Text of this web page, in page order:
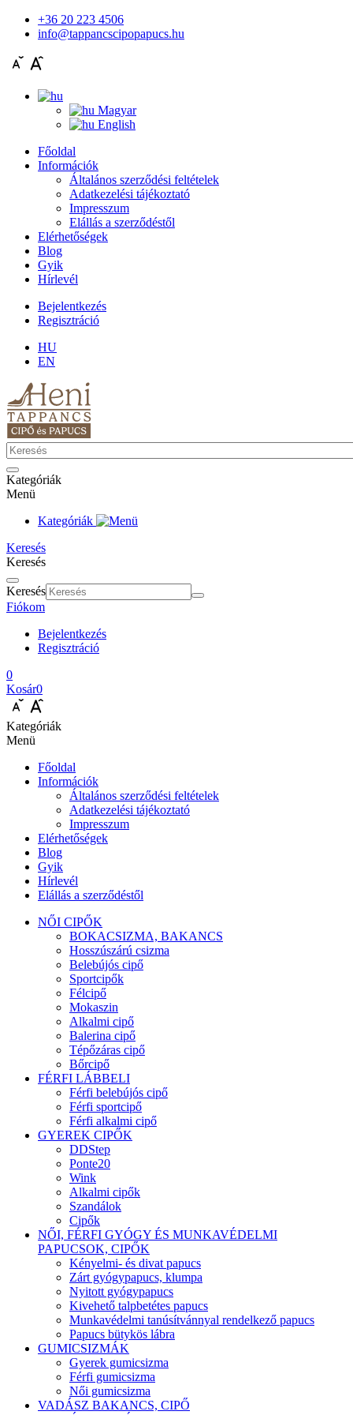
+36 20 223 4506
info@tappancscipopapucs.hu
Magyar
English
Főoldal
Információk
Általános szerződési feltételek
Adatkezelési tájékoztató
Impresszum
Elállás a szerződéstől
Elérhetőségek
Blog
Gyik
Hírlevél
Bejelentkezés
Regisztráció
HU
EN
Kategóriák
Menü
Kategóriák
Keresés
Keresés
Keresés
Fiókom
Bejelentkezés
Regisztráció
0
Kosár0
Kategóriák
Menü
Főoldal
Információk
Általános szerződési feltételek
Adatkezelési tájékoztató
Impresszum
Elérhetőségek
Blog
Gyik
Hírlevél
Elállás a szerződéstől
NŐI CIPŐK
BOKACSIZMA, BAKANCS
Hosszúszárú csizma
Belebújós cipő
Sportcipők
Félcipő
Mokaszin
Alkalmi cipő
Balerina cipő
Tépőzáras cipő
Bőrcipő
FÉRFI LÁBBELI
Férfi belebújós cipő
Férfi sportcipő
Férfi alkalmi cipő
GYEREK CIPŐK
DDStep
Ponte20
Wink
Alkalmi cipők
Szandálok
Cipők
NŐI, FÉRFI GYÓGY ÉS MUNKAVÉDELMI
PAPUCSOK, CIPŐK
Kényelmi- és divat papucs
Zárt gyógypapucs, klumpa
Nyitott gyógypapucs
Kivehető talpbetétes papucs
Munkavédelmi tanúsítvánnyal rendelkező papucs
Papucs bütykös lábra
GUMICSIZMÁK
Gyerek gumicsizma
Férfi gumicsizma
Női gumicsizma
VADÁSZ BAKANCS, CIPŐ